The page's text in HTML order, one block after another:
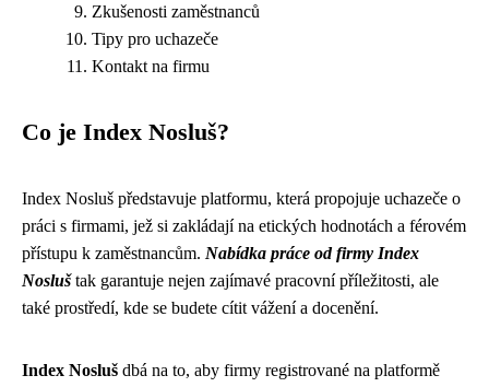
Zkušenosti zaměstnanců
Tipy pro uchazeče
Kontakt na firmu
Co je Index Nosluš?
Index Nosluš představuje platformu, která propojuje uchazeče o
práci s firmami, jež si zakládají na etických hodnotách a férovém
přístupu k zaměstnancům. Nabídka práce od firmy Index
Nosluštak garantuje nejen zajímavé pracovní příležitosti, ale
také prostředí, kde se budete cítit vážení a docenění.
Index Nosluš dbá na to, aby firmy registrované na platformě